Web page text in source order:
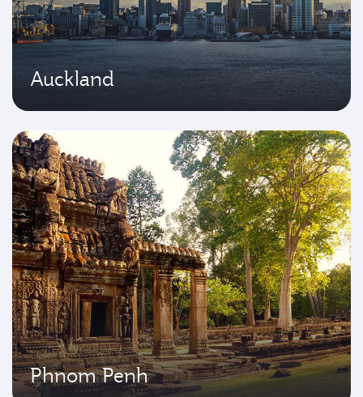
Auckland
Phnom Penh